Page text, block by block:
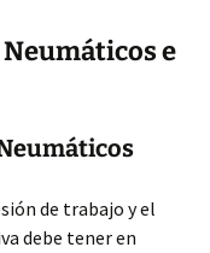
e
de trabajo y el
debe tener en